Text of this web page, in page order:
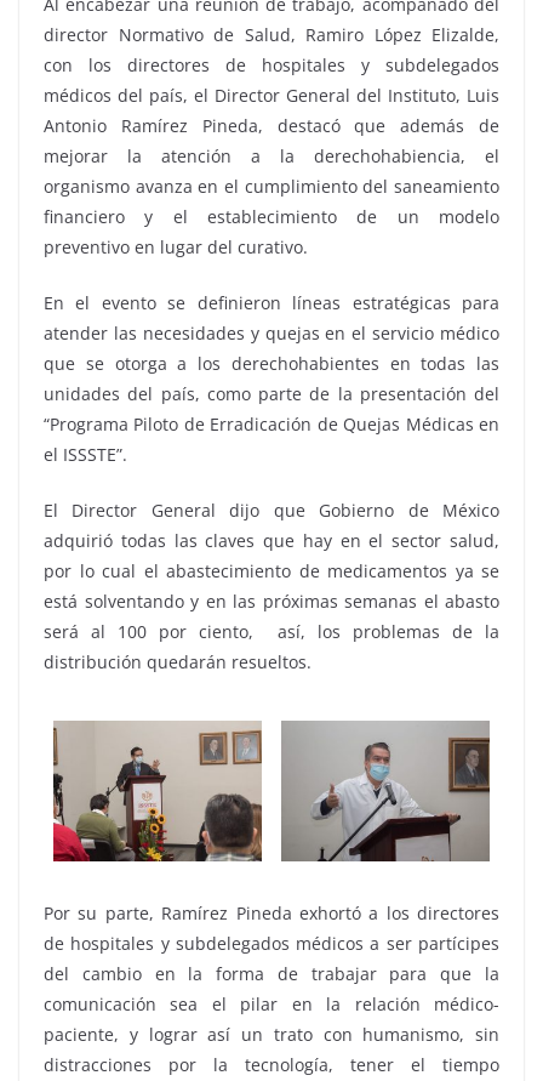
Al encabezar una reunión de trabajo, acompañado del
director Normativo de Salud, Ramiro López Elizalde,
con los directores de hospitales y subdelegados
médicos del país, el Director General del Instituto, Luis
Antonio Ramírez Pineda, destacó que además de
mejorar la atención a la derechohabiencia, el
organismo avanza en el cumplimiento del saneamiento
financiero y el establecimiento de un modelo
preventivo en lugar del curativo.
En el evento se definieron líneas estratégicas para
atender las necesidades y quejas en el servicio médico
que se otorga a los derechohabientes en todas las
unidades del país, como parte de la presentación del
“Programa Piloto de Erradicación de Quejas Médicas en
el ISSSTE”.
El Director General dijo que Gobierno de México
adquirió todas las claves que hay en el sector salud,
por lo cual el abastecimiento de medicamentos ya se
está solventando y en las próximas semanas el abasto
será al 100 por ciento, así, los problemas de la
distribución quedarán resueltos.
Por su parte, Ramírez Pineda exhortó a los directores
de hospitales y subdelegados médicos a ser partícipes
del cambio en la forma de trabajar para que la
comunicación sea el pilar en la relación médico-
paciente, y lograr así un trato con humanismo, sin
distracciones por la tecnología, tener el tiempo